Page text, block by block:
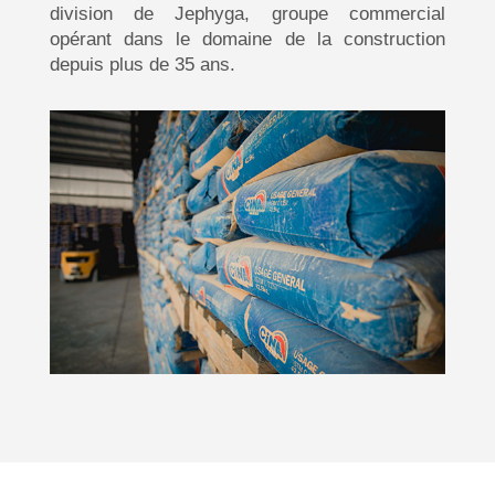
division de Jephyga, groupe commercial
opérant dans le domaine de la construction
depuis plus de 35 ans.